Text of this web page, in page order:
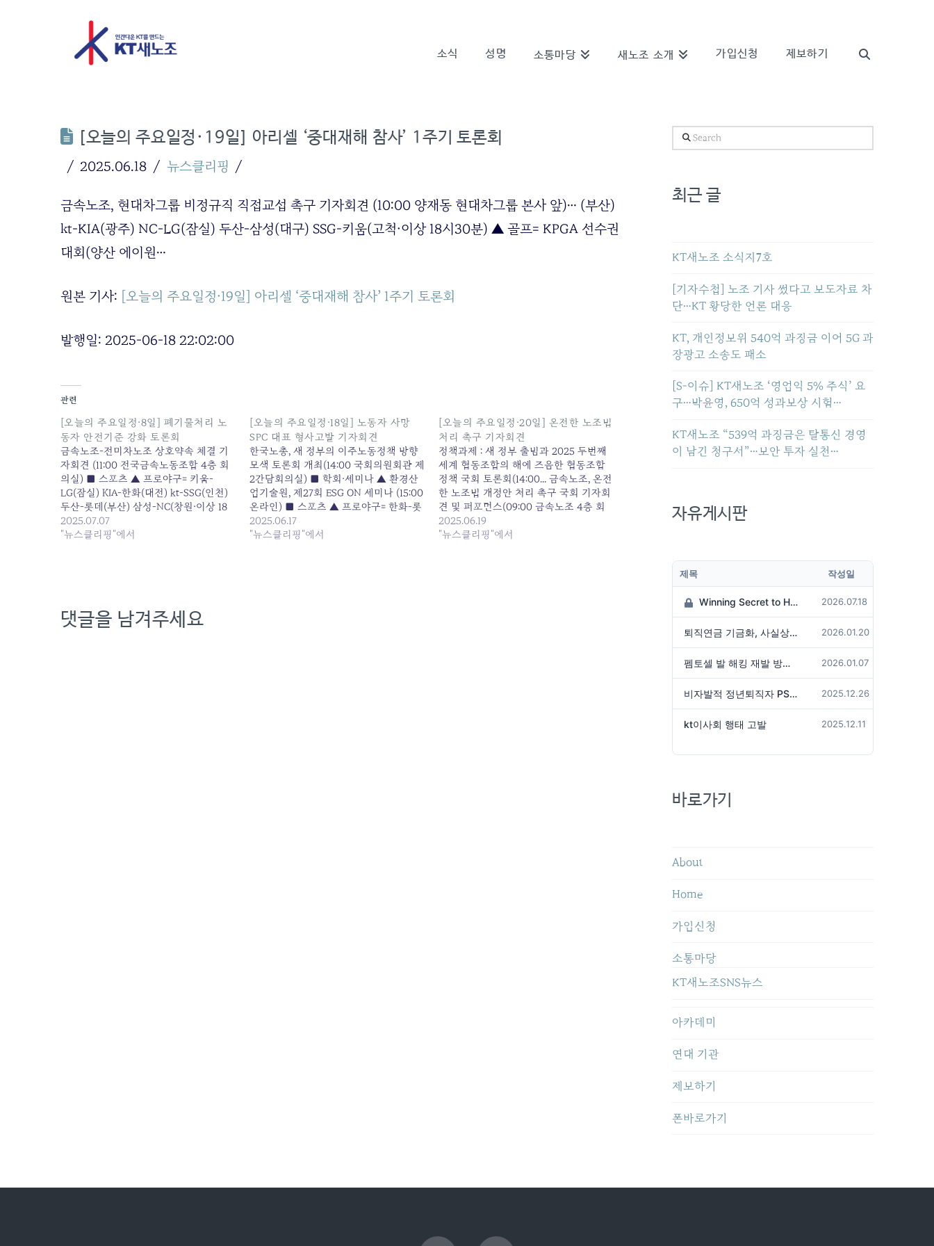
소식 성명 소통마당 새노조 소개 가입신청 제보하기
[오늘의 주요일정·19일] 아리셀 ‘중대재해 참사’ 1주기 토론회
2025.06.18 뉴스클리핑
금속노조, 현대차그룹 비정규직 직접교섭 촉구 기자회견 (10:00 양재동 현대차그룹 본사 앞)… (부산)
kt-KIA(광주) NC-LG(잠실) 두산-삼성(대구) SSG-키움(고척·이상 18시30분) ▲ 골프= KPGA 선수권
대회(양산 에이원…
원본 기사: [오늘의 주요일정·19일] 아리셀 ‘중대재해 참사’ 1주기 토론회
발행일: 2025-06-18 22:02:00
관련
[오늘의 주요일정·8일] 폐기물처리 노
동자 안전기준 강화 토론회
금속노조-전미차노조 상호약속 체결 기
자회견 (11:00 전국금속노동조합 4층 회
의실) ■ 스포츠 ▲ 프로야구= 키움-
LG(잠실) KIA-한화(대전) kt-SSG(인천)
두산-롯데(부산) 삼성-NC(창원·이상 18
시30분) ▲ 배드민턴... 원본 기사: [오늘
의 주요일정·8일] 폐기물처리 노동자 안
2025.07.07
"뉴스클리핑"에서
[오늘의 주요일정·18일] 노동자 사망
SPC 대표 형사고발 기자회견
한국노총, 새 정부의 이주노동정책 방향
모색 토론회 개최(14:00 국회의원회관 제
2간담회의실) ■ 학회·세미나 ▲ 환경산
업기술원, 제27회 ESG ON 세미나 (15:00
온라인) ■ 스포츠 ▲ 프로야구= 한화-롯
데(부산) kt-KIA... 원본 기사: [오늘의 주
요일정·18일] 노동자 사망 SPC 대표 형사
2025.06.17
"뉴스클리핑"에서
[오늘의 주요일정·20일] 온전한 노조법
처리 촉구 기자회견
정책과제 : 새 정부 출범과 2025 두번째
세계 협동조합의 해에 즈음한 협동조합
정책 국회 토론회(14:00... 금속노조, 온전
한 노조법 개정안 처리 촉구 국회 기자회
견 및 퍼포먼스(09:00 금속노조 4층 회
의실)... 원본 기사: [오늘의 주요일정·20
일] 온전한 노조법 처리 촉구 기자회견
2025.06.19
"뉴스클리핑"에서
댓글을 남겨주세요
Search
최근 글
KT새노조 소식지7호
[기자수첩] 노조 기사 썼다고 보도자료 차
단…KT 황당한 언론 대응
KT, 개인정보위 540억 과징금 이어 5G 과
장광고 소송도 패소
[S-이슈] KT새노조 ‘영업익 5% 주식’ 요
구…박윤영, 650억 성과보상 시험…
KT새노조 “539억 과징금은 탈통신 경영
이 남긴 청구서”…보안 투자 실천…
자유게시판
제목 작성일
Winning Secret to Hit the Jackpot! 2026.07.18
퇴직연금 기금화, 사실상 국가가 관리하겠다는 것인가? 2026.01.20
펨토셀 발 해킹 재발 방지 위해서는 2026.01.07
비자발적 정년퇴직자 PS성과급 미지급은 임금체불 아닌가? 2025.12.26
kt이사회 행태 고발 2025.12.11
바로가기
About
Home
가입신청
소통마당
KT새노조SNS뉴스
아카데미
연대 기관
제보하기
폰바로가기